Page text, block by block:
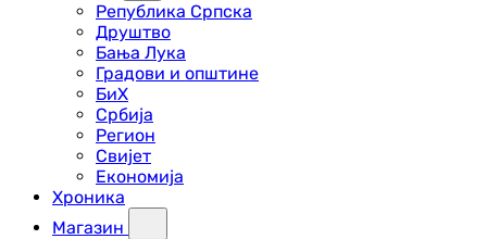
Република Српска
Друштво
Бања Лука
Градови и општине
БиХ
Србија
Регион
Свијет
Економија
Хроника
Магазин